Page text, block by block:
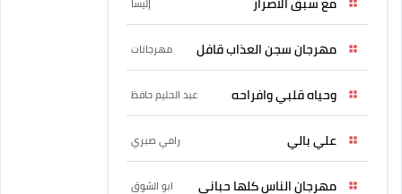
مع سبق الاصرار إليسا
مهرجان سجن العذاب قافل مهرجانات
وحياه قلبي وافراحه عبد الحليم حافظ
علي بالي رامي صبري
مهرجان الناس كلها حبانى ابو الشوق